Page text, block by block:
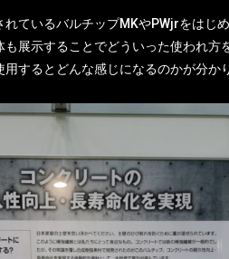
ているバルチップMKやPWjrをはじ
展示することでどういった使われ方
するとどんな感じになるのかが分か